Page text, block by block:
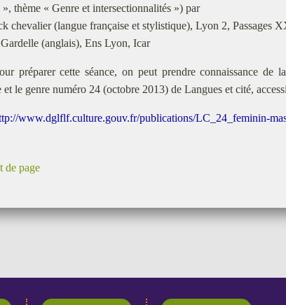
thème « Genre et intersectionnalités ») par
chevalier (langue française et stylistique), Lyon 2, Passages
(anglais), Ens Lyon, Icar
préparer cette séance, on peut prendre connaissance
et le genre numéro 24 (octobre 2013) de Langues et cité,
www.dglflf.culture.gouv.fr/publications/LC_24_feminin-
de page